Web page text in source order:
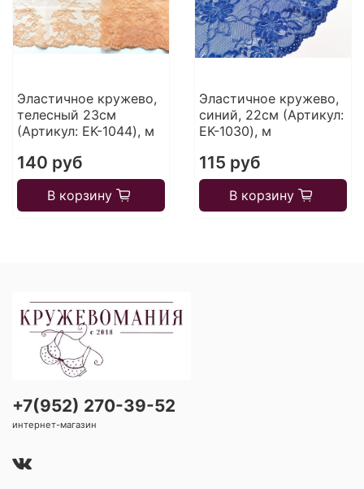
Эластичное кружево,
телесный 23см
(Артикул: EK-1044), м
140 руб
В корзину
Эластичное кружево,
синий, 22см (Артикул:
EK-1030), м
115 руб
В корзину
+7(952) 270-39-52
интернет-магазин